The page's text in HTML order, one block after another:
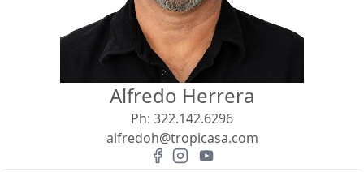
Pie de Playa Buscar usando:
USD MXN
Menor Precio Primero
Alfredo Herrera
Ph: 322.142.6296
alfredoh@tropicasa.com